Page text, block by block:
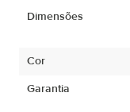
Dimensões
Cor
Garantia